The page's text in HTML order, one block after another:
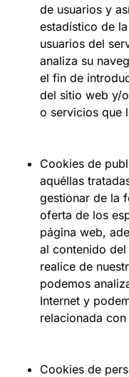
de usuarios y
estadístico de
usuarios del
analiza su
el fin de
del sitio web y/
o servicios que
Cookies de
aquéllas
gestionar de la
oferta de los
página web,
al contenido
realice de
podemos
Internet y
relacionada
Cookies de